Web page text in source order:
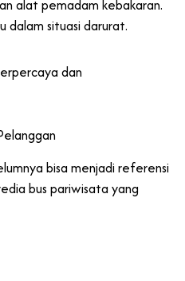
alat pemadam kebakaran.
dalam situasi darurat.
dan
bisa menjadi referensi
bus pariwisata yang